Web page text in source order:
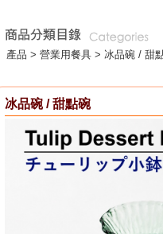
產品 > 營業用餐具 > 冰品碗 / 甜
冰品碗 / 甜點碗